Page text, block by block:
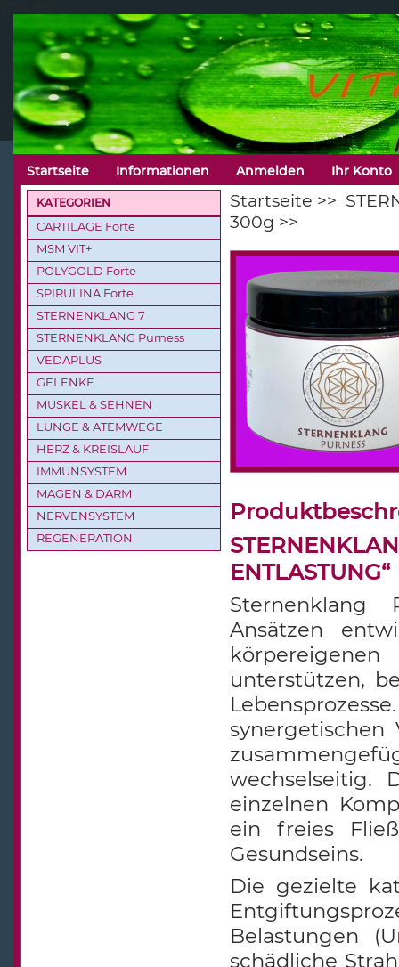
Startseite >>
300g >>
ENTLASTUNG“
Ansätzen
unterstützen,
wechselseitig.
einzelnen
ein freies
Gesundseins.
Die gezielte
Belastungen
schädliche
KATEGORIEN
CARTILAGE Forte
MSM VIT+
POLYGOLD Forte
SPIRULINA Forte
STERNENKLANG 7
STERNENKLANG Purness
VEDAPLUS
GELENKE
MUSKEL & SEHNEN
LUNGE & ATEMWEGE
HERZ & KREISLAUF
IMMUNSYSTEM
MAGEN & DARM
NERVENSYSTEM
REGENERATION
Startseite Informationen Anmelden Ihr Konto